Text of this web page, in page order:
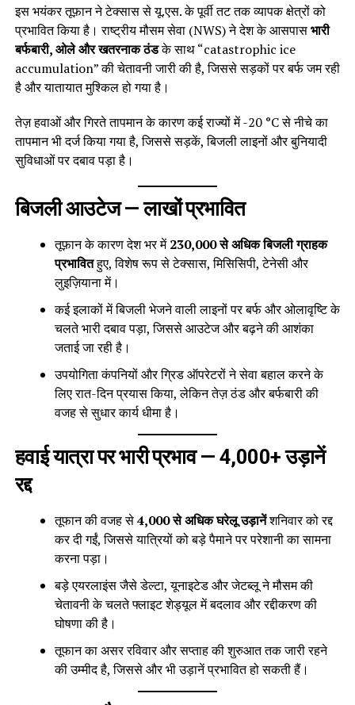
इस भयंकर तूफ़ान ने टेक्सास से यू.एस. के पूर्वी तट तक व्यापक क्षेत्रों को
प्रभावित किया है। राष्ट्रीय मौसम सेवा (NWS) ने देश के आसपासभारी
बर्फबारी, ओले और खतरनाक ठंडके साथ “catastrophic ice
accumulation” की चेतावनी जारी की है, जिससे सड़कों पर बर्फ जम रही
है और यातायात मुश्किल हो गया है।
तेज़ हवाओं और गिरते तापमान के कारण कई राज्यों में -20 °C से नीचे का
तापमान भी दर्ज किया गया है, जिससे सड़कें, बिजली लाइनों और बुनियादी
सुविधाओं पर दबाव पड़ा है।
बिजली आउटेज — लाखों प्रभावित
तूफ़ान के कारण देश भर में230,000 से अधिक बिजली ग्राहक
प्रभावितहुए, विशेष रूप से टेक्सास, मिसिसिपी, टेनेसी और
लुइज़ियाना में।
कई इलाकों में बिजली भेजने वाली लाइनों पर बर्फ और ओलावृष्टि के
चलते भारी दबाव पड़ा, जिससे आउटेज और बढ़ने की आशंका
जताई जा रही है।
उपयोगिता कंपनियों और ग्रिड ऑपरेटरों ने सेवा बहाल करने के
लिए रात-दिन प्रयास किया, लेकिन तेज़ ठंड और बर्फबारी की
वजह से सुधार कार्य धीमा है।
हवाई यात्रा पर भारी प्रभाव — 4,000+ उड़ानें
रद्द
तूफान की वजह से4,000 से अधिक घरेलू उड़ानेंशनिवार को रद्द
कर दी गईं, जिससे यात्रियों को बड़े पैमाने पर परेशानी का सामना
करना पड़ा।
बड़े एयरलाइंस जैसे डेल्टा, यूनाइटेड और जेटब्लू ने मौसम की
चेतावनी के चलते फ्लाइट शेड्यूल में बदलाव और रद्दीकरण की
घोषणा की है।
तूफान का असर रविवार और सप्ताह की शुरुआत तक जारी रहने
की उम्मीद है, जिससे और भी उड़ानें प्रभावित हो सकती हैं।